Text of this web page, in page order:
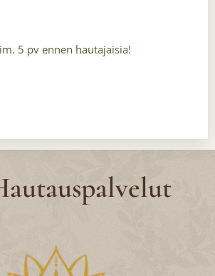
5 pv ennen hautajaisia!